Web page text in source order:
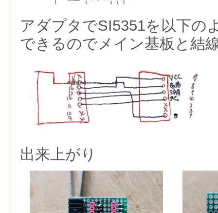
アダプタでSI5351を以下の
できるのでメイン基板と結
出来上がり